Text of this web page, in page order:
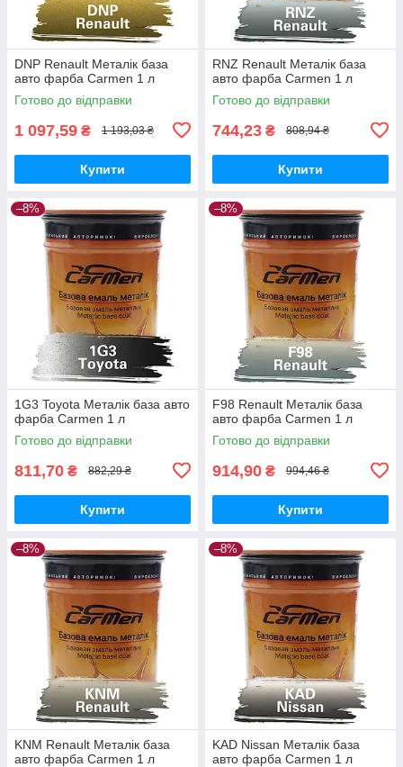
DNP Renault Металік база
авто фарба Carmen 1 л
Готово до відправки
1 097,59 ₴ 1 193,03 ₴
Купити
RNZ Renault Металік база
авто фарба Carmen 1 л
Готово до відправки
744,23 ₴ 808,94 ₴
Купити
–8%
1G3 Toyota Металік база авто
фарба Carmen 1 л
Готово до відправки
811,70 ₴ 882,29 ₴
Купити
–8%
F98 Renault Металік база
авто фарба Carmen 1 л
Готово до відправки
914,90 ₴ 994,46 ₴
Купити
–8%
KNM Renault Металік база
авто фарба Carmen 1 л
–8%
KAD Nissan Металік база
авто фарба Carmen 1 л